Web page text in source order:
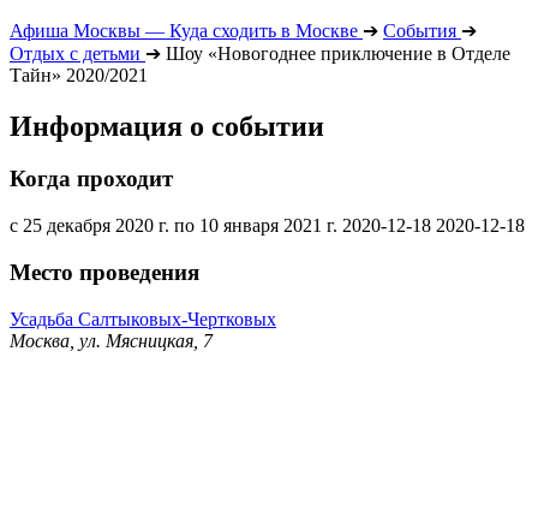
Афиша Москвы — Куда сходить в Москве ➔ События ➔
Отдых с детьми ➔ Шоу «Новогоднее приключение в Отделе
Тайн» 2020/2021
Информация о событии
Когда проходит
с 25 декабря 2020 г. по 10 января 2021 г. 2020-12-18 2020-12-18
Место проведения
Усадьба Салтыковых-Чертковых
Москва, ул. Мясницкая, 7